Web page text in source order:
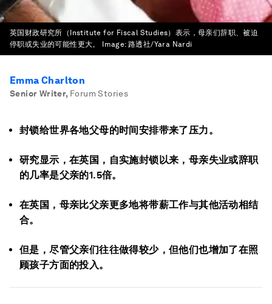
英国财政研究所（Institute for Fiscal Studies）表示，母亲们辞职、被迫
停职或失业的可能性更大。
Image:路透社/Yara Nardi
Emma Charlton
Senior Writer, Forum Stories
封锁给世界各地父母的时间安排带来了压力。
研究显示，在英国，自实施封锁以来，母亲失业或辞职
的几率是父亲的1.5倍。
在英国，母亲比父亲更多地将带薪工作与其他活动相结
合。
但是，尽管父亲们往往做得较少，但他们也增加了在照
顾孩子方面的投入。